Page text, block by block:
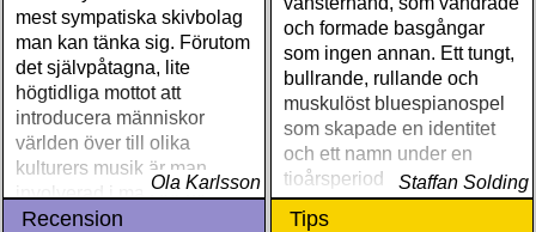
mest sympatiska skivbolag
man kan tänka sig. Förutom
det självpåtagna, lite
högtidliga mottot att
introducera människor
världen över till olika
kulturers musik är man
involverad i massor av
välgörenhetsprojekt, de
Ola Karlsson
och formade basgångar
som ingen annan. Ett tungt,
bullrande, rullande och
muskulöst bluespianospel
som skapade en identitet
och ett namn under en
tioårsperiod mellan 1941
och 1951
Staffan Solding
Recension Tips